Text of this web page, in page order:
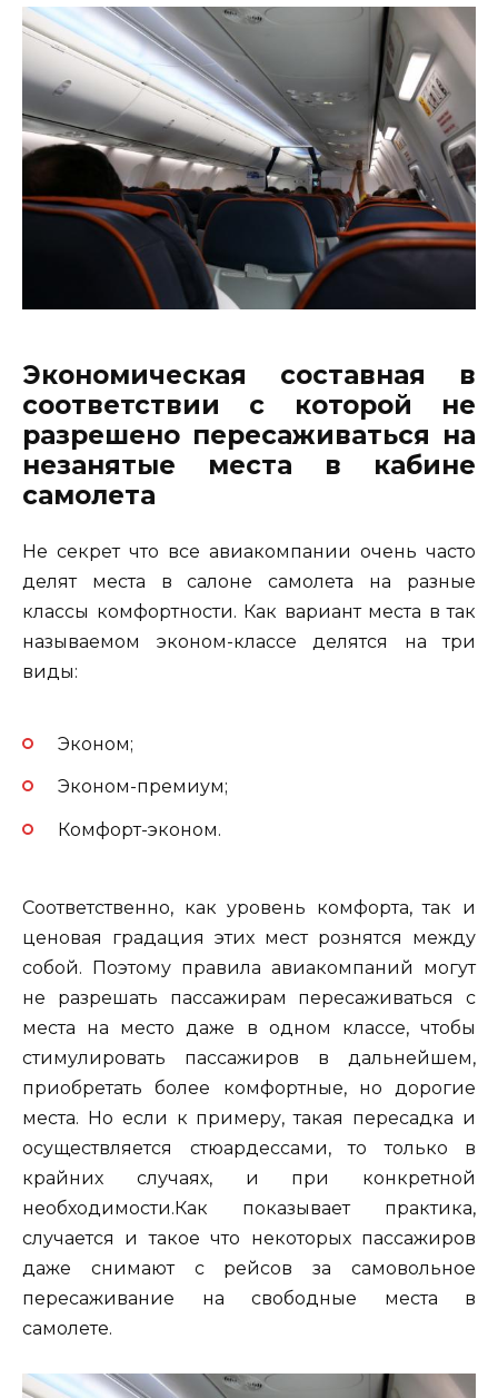
Экономическая составная в
соответствии с которой не
разрешено пересаживаться на
незанятые места в кабине
самолета
Не секрет что все авиакомпании очень часто
делят места в салоне самолета на разные
классы комфортности. Как вариант места в так
называемом эконом-классе делятся на три
виды:
Эконом;
Эконом-премиум;
Комфорт-эконом.
Соответственно, как уровень комфорта, так и
ценовая градация этих мест рознятся между
собой. Поэтому правила авиакомпаний могут
не разрешать пассажирам пересаживаться с
места на место даже в одном классе, чтобы
стимулировать пассажиров в дальнейшем,
приобретать более комфортные, но дорогие
места. Но если к примеру, такая пересадка и
осуществляется стюардессами, то только в
крайних случаях, и при конкретной
необходимости.Как показывает практика,
случается и такое что некоторых пассажиров
даже снимают с рейсов за самовольное
пересаживание на свободные места в
самолете.